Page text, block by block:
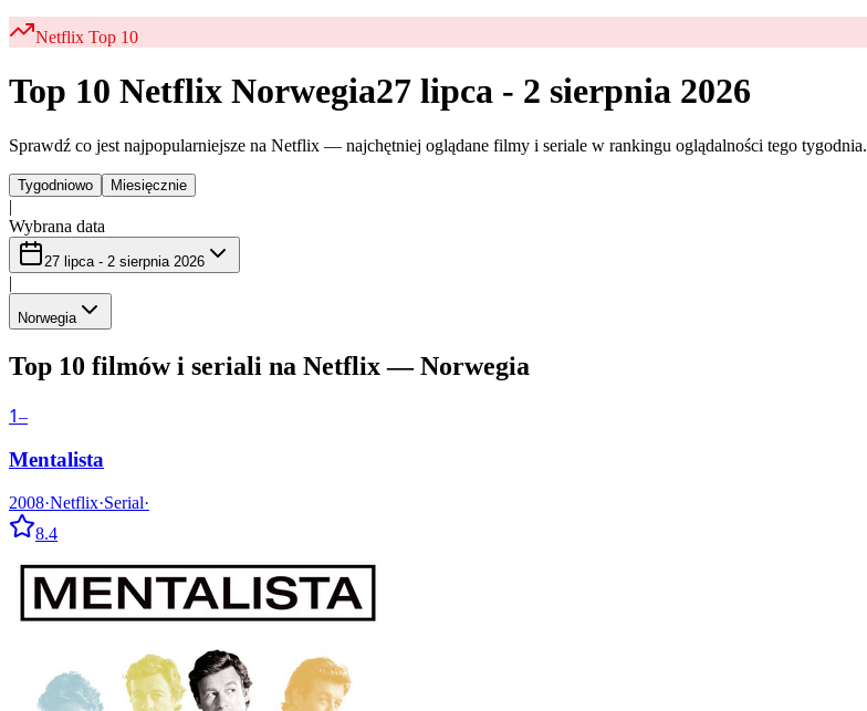
Netflix Top 10
Top 10 Netflix Norwegia27 lipca - 2 sierpnia 2026
Sprawdź co jest najpopularniejsze na Netflix — najchętniej oglądane filmy i seriale w rankingu oglądalności tego tygodnia.
Tygodniowo Miesięcznie
|
Wybrana data
27 lipca - 2 sierpnia 2026
|
Norwegia
Top 10 filmów i seriali na Netflix — Norwegia
1–
Mentalista
2008·Netflix·Serial·
8.4